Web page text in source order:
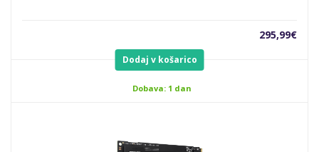
295,99€
Dodaj v košarico
Dobava: 1 dan